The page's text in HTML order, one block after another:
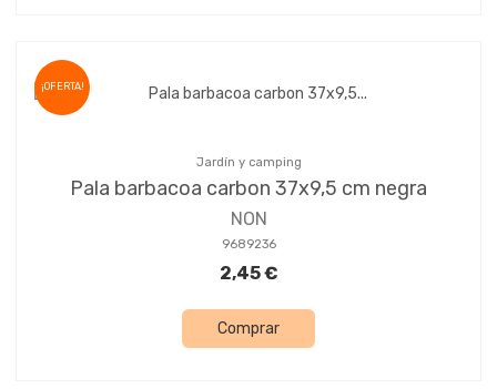
¡OFERTA!
Jardín y camping
Pala barbacoa carbon 37x9,5 cm negra
NON
9689236
2,45 €
Comprar